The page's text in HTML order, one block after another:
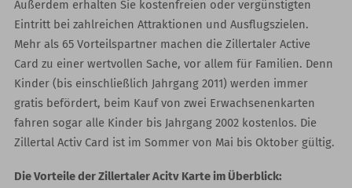
Außerdem erhalten Sie kostenfreien oder vergünstigten
Eintritt bei zahlreichen Attraktionen und Ausflugszielen.
Mehr als 65 Vorteilspartner machen die Zillertaler Active
Card zu einer wertvollen Sache, vor allem für Familien. Denn
Kinder (bis einschließlich Jahrgang 2011) werden immer
gratis befördert, beim Kauf von zwei Erwachsenenkarten
fahren sogar alle Kinder bis Jahrgang 2002 kostenlos. Die
Zillertal Activ Card ist im Sommer von Mai bis Oktober gültig.
Die Vorteile der Zillertaler Acitv Karte im Überblick: